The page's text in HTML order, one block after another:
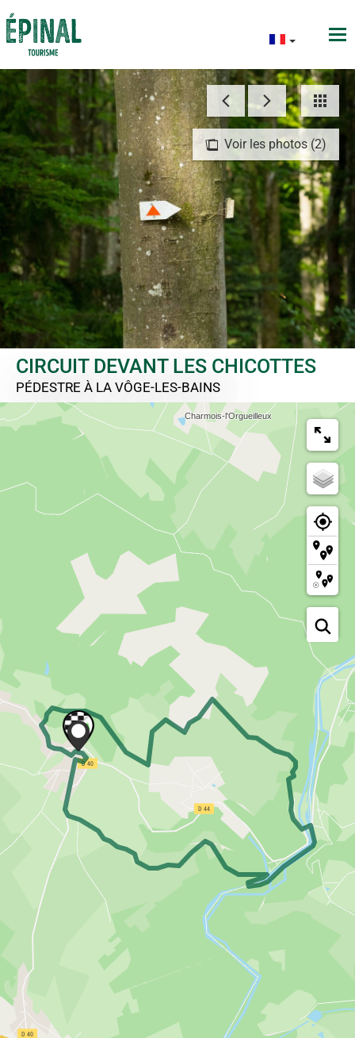
Voir les photos (2)
CIRCUIT DEVANT LES CHICOTTES
PÉDESTRE À LA VÔGE-LES-BAINS